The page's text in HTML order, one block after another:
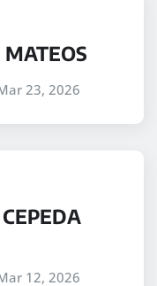
23, 2026
12, 2026